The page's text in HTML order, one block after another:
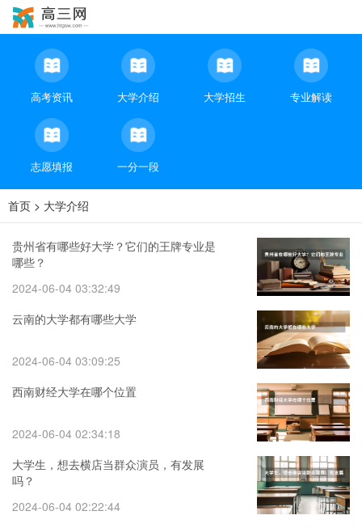
高考资讯 大学介绍 大学招生 专业解读
志愿填报 一分一段
首页 > 大学介绍
贵州省有哪些好大学？它们的王牌专业是
哪些？
2024-06-04 03:32:49
云南的大学都有哪些大学
2024-06-04 03:09:25
西南财经大学在哪个位置
2024-06-04 02:34:18
大学生，想去横店当群众演员，有发展
吗？
2024-06-04 02:22:44